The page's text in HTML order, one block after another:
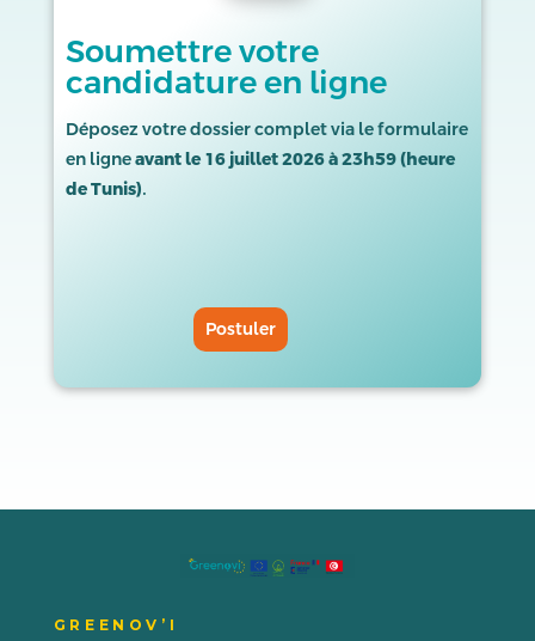
Soumettre votre
candidature en ligne
Déposez votre dossier complet via le formulaire
en ligneavant le 16 juillet 2026 à 23h59 (heure
de Tunis).
Postuler
GREENOV’I